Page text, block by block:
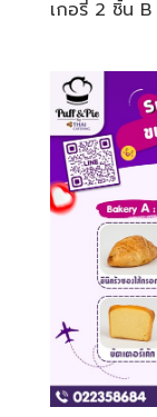
เกอรี่ 2 ชิ้น